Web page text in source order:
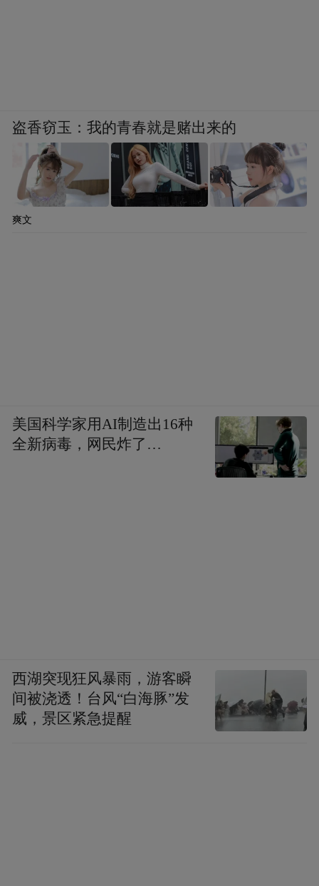
盗香窃玉：我的青春就是赌出来的
爽文
美国科学家用AI制造出16种
全新病毒，网民炸了…
西湖突现狂风暴雨，游客瞬
间被浇透！台风“白海豚”发
威，景区紧急提醒